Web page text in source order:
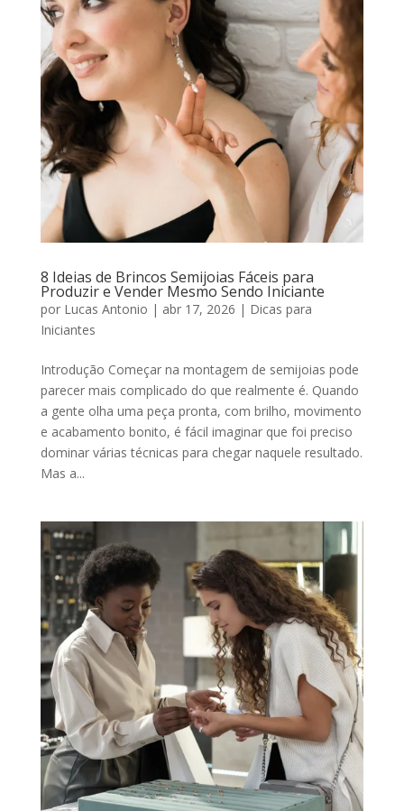
8 Ideias de Brincos Semijoias Fáceis para
Produzir e Vender Mesmo Sendo Iniciante
por Lucas Antonio | abr 17, 2026 | Dicas para
Iniciantes
Introdução Começar na montagem de semijoias pode
parecer mais complicado do que realmente é. Quando
a gente olha uma peça pronta, com brilho, movimento
e acabamento bonito, é fácil imaginar que foi preciso
dominar várias técnicas para chegar naquele resultado.
Mas a...